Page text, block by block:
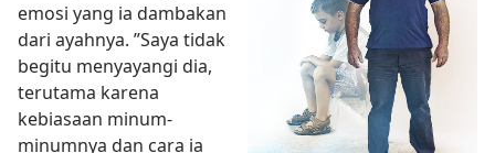
emosi yang ia dambakan
dari ayahnya. ”Saya tidak
begitu menyayangi dia,
terutama karena
kebiasaan minum-
minumnya dan cara ia